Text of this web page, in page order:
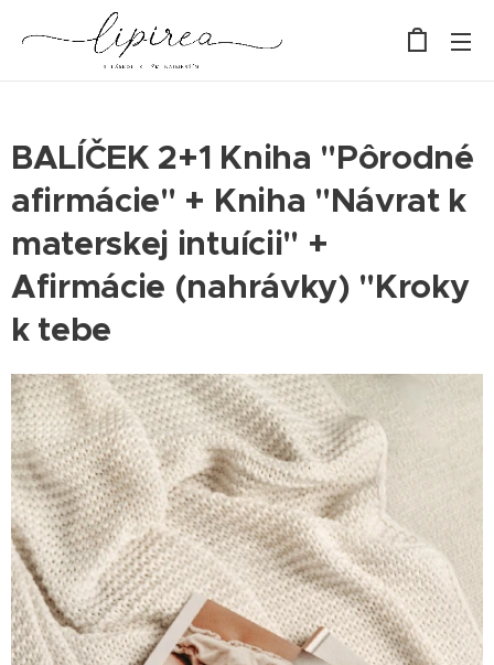
BALÍČEK 2+1 Kniha "Pôrodné
afirmácie" + Kniha "Návrat k
materskej intuícii" +
Afirmácie (nahrávky) "Kroky
k tebe